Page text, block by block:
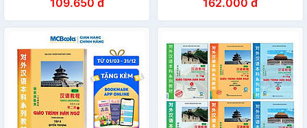
109.650 đ 162.000 đ